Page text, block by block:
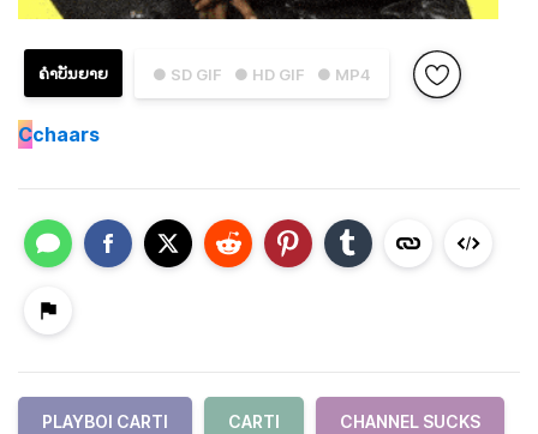
● SD GIF ● HD GIF ● MP4
ຄຳບັນຍາຍ
Cchaars
PLAYBOI CARTI CARTI CHANNEL SUCKS